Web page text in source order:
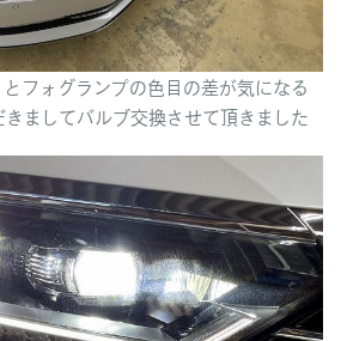
フォグランプの色目の差が気になる
きましてバルブ交換させて頂きました